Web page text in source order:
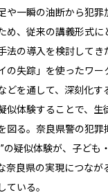
や一瞬の油断から犯罪
め、従来の講義形式に
法の導入を検討してき
の失踪」を使ったワー
どを通して、深刻化す
似体験することで、生
図る。奈良県警の犯罪
”の疑似体験が、子ども
奈良県の実現につなが
ている。